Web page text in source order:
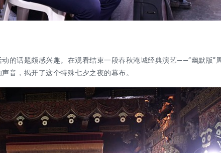
的话题颇感兴趣。 在观看结束一段春秋淹城经典演艺——“幽默版”
音，揭开了这个特殊七夕之夜的幕布。